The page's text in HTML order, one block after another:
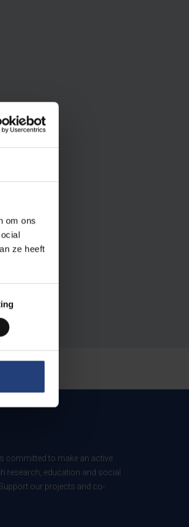
om ons
ze heeft
committed to make an active
research, education and social
our projects and co-